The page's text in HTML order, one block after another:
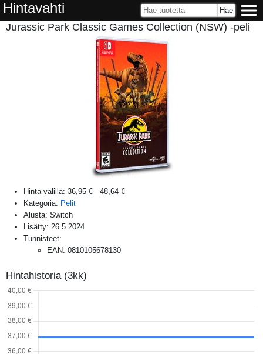
Hintavahti
Jurassic Park Classic Games Collection (NSW) -peli
Hinta välillä: 36,95 € - 48,64 €
Kategoria: Pelit
Alusta: Switch
Lisätty: 26.5.2024
Tunnisteet:
EAN: 0810105678130
Hintahistoria (3kk)